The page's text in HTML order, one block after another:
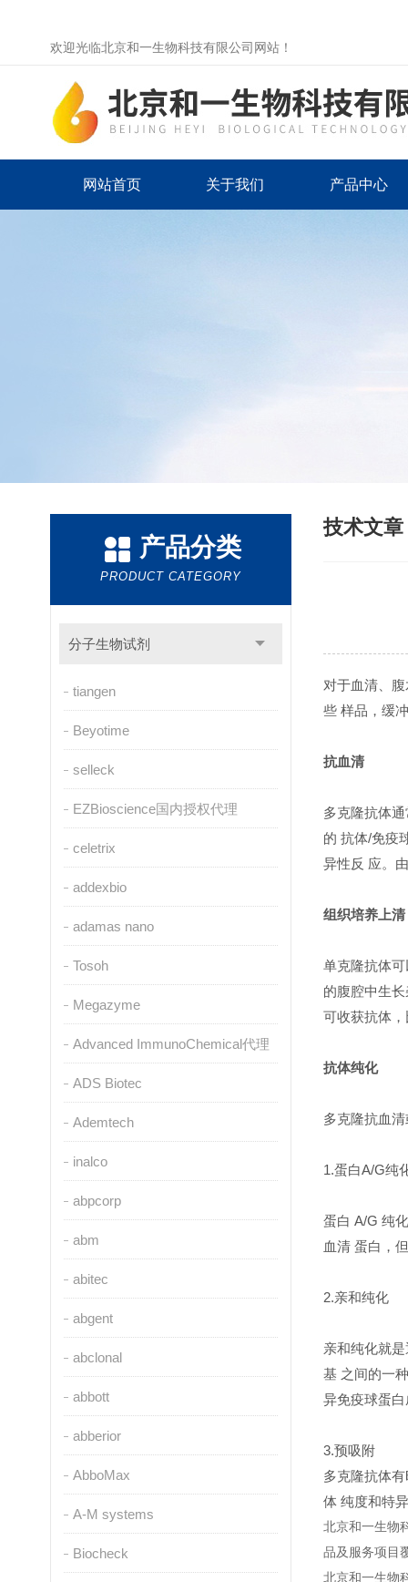
欢迎光临北京和一生物科技有限公司网站！
网站首页 关于我们 产品中心
产品分类
PRODUCT CATEGORY
分子生物试剂
tiangen
Beyotime
selleck
EZBioscience国内授权代理
celetrix
addexbio
adamas nano
Tosoh
Megazyme
Advanced ImmunoChemical代理
ADS Biotec
Ademtech
inalco
abpcorp
abm
abitec
abgent
abclonal
abbott
abberior
AbboMax
A-M systems
Biocheck
技术文章
对于血清、
些 样品，缓
抗血清
多克隆抗体
的 抗体/免疫
异性反 应。
组织培养上清
单克隆抗体
的腹腔中生
可收获抗体
抗体纯化
多克隆抗血
1.蛋白A/G纯
蛋白 A/G 纯
血清 蛋白，
2.亲和纯化
亲和纯化就
基 之间的一
异免疫球蛋
3.预吸附
多克隆抗体
体 纯度和特
北京和一生物
品及服务项目
北京和一生物